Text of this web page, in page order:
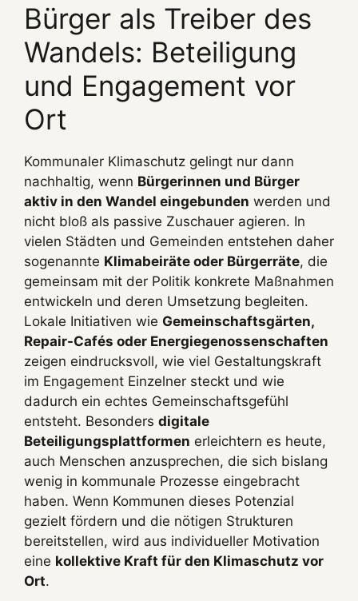
Bürger als Treiber des
Wandels: Beteiligung
und Engagement vor
Ort
Kommunaler Klimaschutz gelingt nur dann
nachhaltig, wenn Bürgerinnen und Bürger
aktiv in den Wandel eingebunden werden und
nicht bloß als passive Zuschauer agieren. In
vielen Städten und Gemeinden entstehen daher
sogenannte Klimabeiräte oder Bürgerräte, die
gemeinsam mit der Politik konkrete Maßnahmen
entwickeln und deren Umsetzung begleiten.
Lokale Initiativen wie Gemeinschaftsgärten,
Repair-Cafés oder Energiegenossenschaften
zeigen eindrucksvoll, wie viel Gestaltungskraft
im Engagement Einzelner steckt und wie
dadurch ein echtes Gemeinschaftsgefühl
entsteht. Besonders digitale
Beteiligungsplattformen erleichtern es heute,
auch Menschen anzusprechen, die sich bislang
wenig in kommunale Prozesse eingebracht
haben. Wenn Kommunen dieses Potenzial
gezielt fördern und die nötigen Strukturen
bereitstellen, wird aus individueller Motivation
eine kollektive Kraft für den Klimaschutz vor
Ort.